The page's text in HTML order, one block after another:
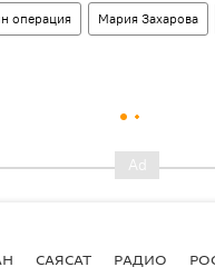
операция Мария Захарова
САЯСАТ РАДИО